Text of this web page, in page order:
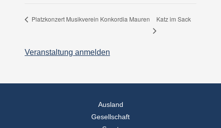
Platzkonzert Musikverein Konkordia Mauren Katz im Sack
Veranstaltung anmelden
Ausland
Gesellschaft